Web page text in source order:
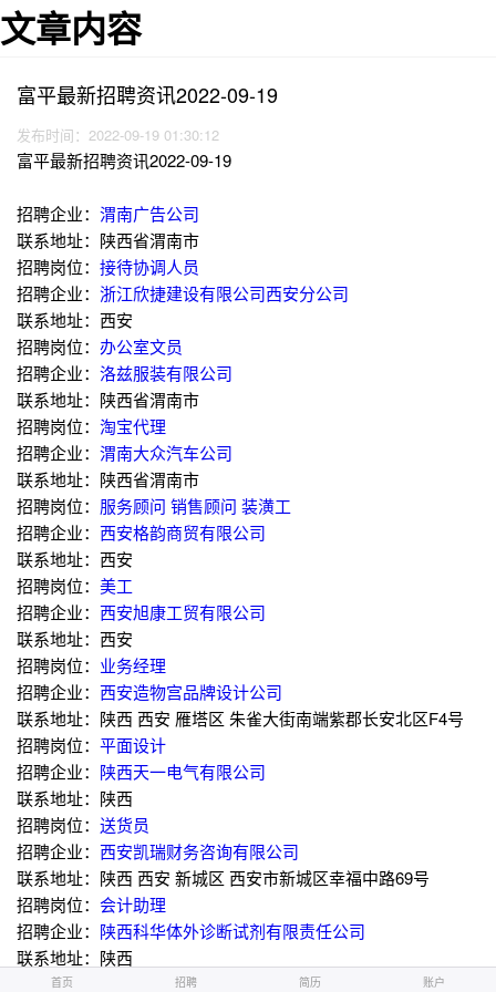
文章内容
富平最新招聘资讯2022-09-19
发布时间：2022-09-19 01:30:12
富平最新招聘资讯2022-09-19
招聘企业： 渭南广告公司
联系地址：陕西省渭南市
招聘岗位： 接待协调人员
招聘企业： 浙江欣捷建设有限公司西安分公司
联系地址：西安
招聘岗位： 办公室文员
招聘企业： 洛兹服装有限公司
联系地址：陕西省渭南市
招聘岗位： 淘宝代理
招聘企业： 渭南大众汽车公司
联系地址：陕西省渭南市
招聘岗位： 服务顾问 销售顾问 装潢工
招聘企业： 西安格韵商贸有限公司
联系地址：西安
招聘岗位： 美工
招聘企业： 西安旭康工贸有限公司
联系地址：西安
招聘岗位： 业务经理
招聘企业： 西安造物宫品牌设计公司
联系地址：陕西 西安 雁塔区 朱雀大街南端紫郡长安北区F4号
招聘岗位： 平面设计
招聘企业： 陕西天一电气有限公司
联系地址：陕西
招聘岗位： 送货员
招聘企业： 西安凯瑞财务咨询有限公司
联系地址：陕西 西安 新城区 西安市新城区幸福中路69号
招聘岗位： 会计助理
招聘企业： 陕西科华体外诊断试剂有限责任公司
联系地址：陕西
招聘岗位：
首页 招聘 简历 账户
首页 招聘 简历 账户